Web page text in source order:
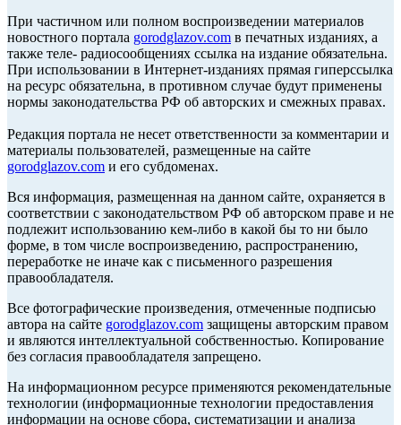
При частичном или полном воспроизведении материалов
новостного портала gorodglazov.com в печатных изданиях, а
также теле- радиосообщениях ссылка на издание обязательна.
При использовании в Интернет-изданиях прямая гиперссылка
на ресурс обязательна, в противном случае будут применены
нормы законодательства РФ об авторских и смежных правах.
Редакция портала не несет ответственности за комментарии и
материалы пользователей, размещенные на сайте
gorodglazov.com и его субдоменах.
Вся информация, размещенная на данном сайте, охраняется в
соответствии с законодательством РФ об авторском праве и не
подлежит использованию кем-либо в какой бы то ни было
форме, в том числе воспроизведению, распространению,
переработке не иначе как с письменного разрешения
правообладателя.
Все фотографические произведения, отмеченные подписью
автора на сайте gorodglazov.com защищены авторским правом
и являются интеллектуальной собственностью. Копирование
без согласия правообладателя запрещено.
На информационном ресурсе применяются рекомендательные
технологии (информационные технологии предоставления
информации на основе сбора, систематизации и анализа